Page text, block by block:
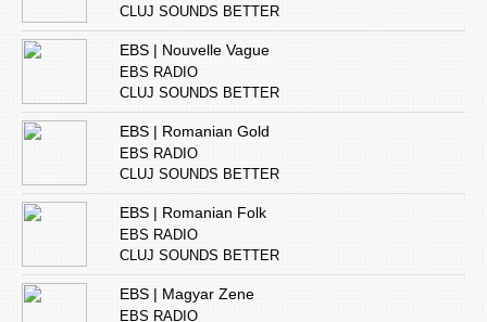
CLUJ SOUNDS BETTER
EBS | Nouvelle Vague
EBS RADIO
CLUJ SOUNDS BETTER
EBS | Romanian Gold
EBS RADIO
CLUJ SOUNDS BETTER
EBS | Romanian Folk
EBS RADIO
CLUJ SOUNDS BETTER
EBS | Magyar Zene
EBS RADIO